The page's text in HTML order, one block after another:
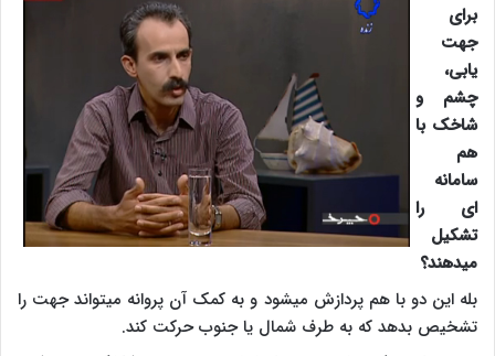
برای
جهت
یابی،
چشم و
شاخک با
هم
سامانه
ای را
تشکیل
میدهند؟
بله این دو با هم پردازش میشود و به کمک آن پروانه میتواند جهت را
تشخیص بدهد که به طرف شمال یا جنوب حرکت کند.